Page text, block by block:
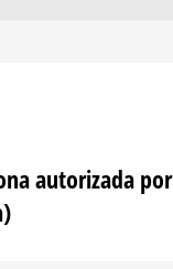
autorizada por